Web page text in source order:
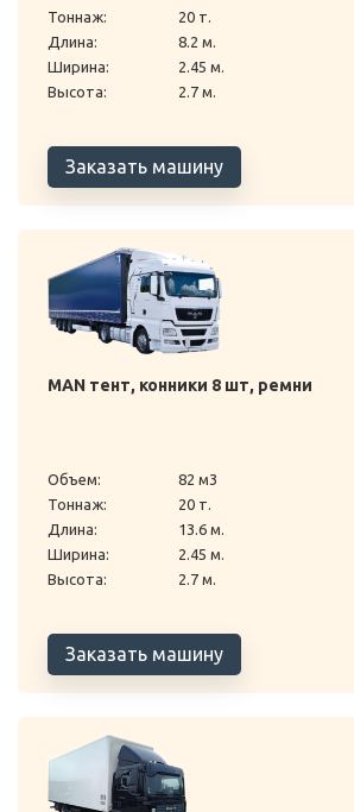
Тоннаж:
20 т.
Длина:
8.2 м.
Ширина:
2.45 м.
Высота:
2.7 м.
Заказать машину
MAN тент, конники 8 шт, ремни
Объем:
82 м3
Тоннаж:
20 т.
Длина:
13.6 м.
Ширина:
2.45 м.
Высота:
2.7 м.
Заказать машину